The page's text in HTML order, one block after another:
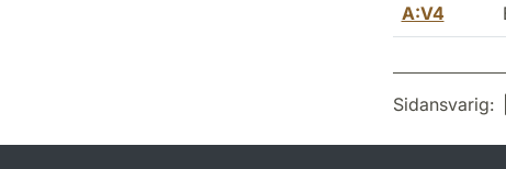
A:V4
Sidansvarig: